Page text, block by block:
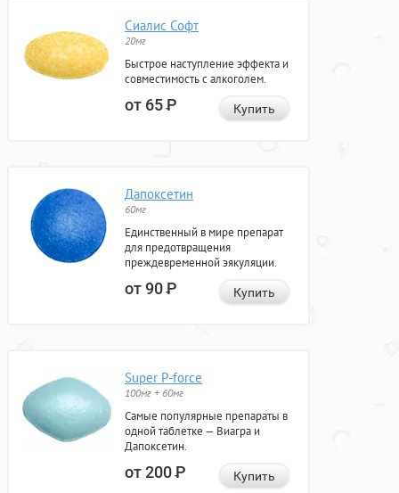
Сиалис Софт
20мг
Быстрое наступление эффекта и
совместимость с алкоголем.
от 65Р Купить
Дапоксетин
60мг
Единственный в мире препарат
для предотвращения
преждевременной эякуляции.
от 90Р Купить
Super P-force
100мг + 60мг
Самые популярные препараты в
одной таблетке — Виагра и
Дапоксетин.
от 200Р Купить